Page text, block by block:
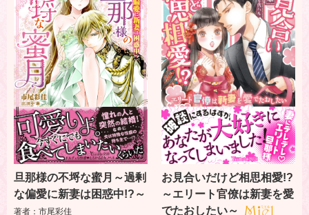
旦那様の不埒な蜜月～過剰
な偏愛に新妻は困惑中!?～
著者：市尾彩佳
お見合いだけど相思相愛!?
～エリート官僚は新妻を愛
でたおしたい～